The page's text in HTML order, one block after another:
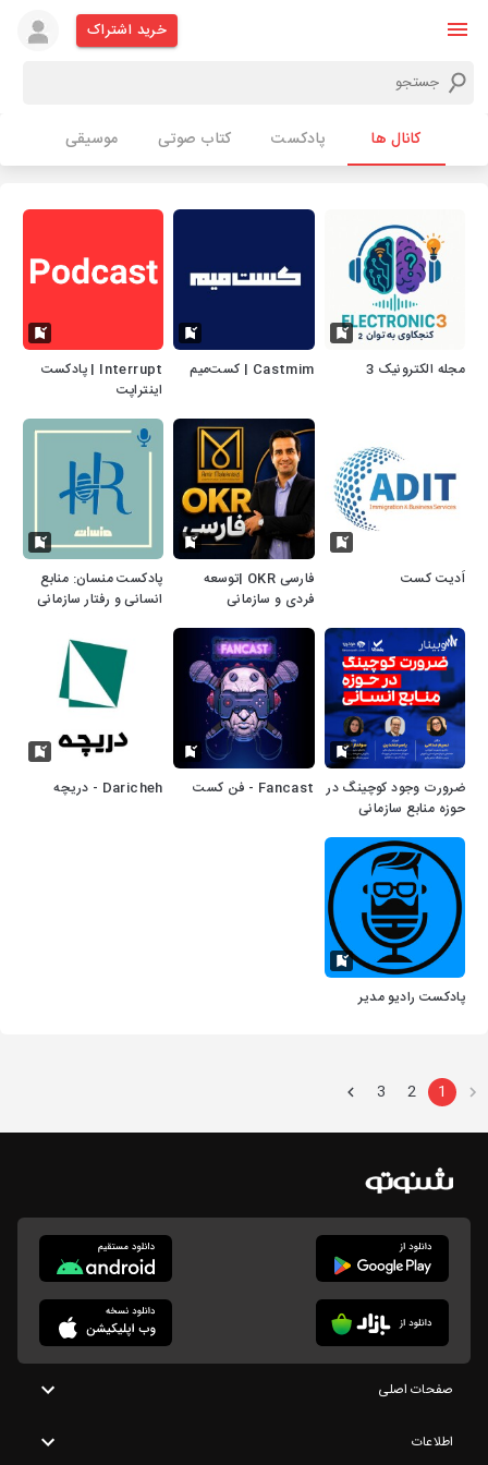
خرید اشتراک
کانال ها پادکست کتاب صوتی موسیقی
مجله الکترونیک 3 Castmim | کست‌میم
Interrupt | پادکست
اینتراپت
اَدیت کست
فارسی OKR |توسعه
فردی و سازمانی
پادکست منسان: منابع
انسانی و رفتار سازمانی
ضرورت وجود کوچینگ در
حوزه منابع سازمانی
Fancast - فن کست Daricheh - دریچه
پادکست رادیو مدیر
1
2
3
صفحات اصلی
اطلاعات